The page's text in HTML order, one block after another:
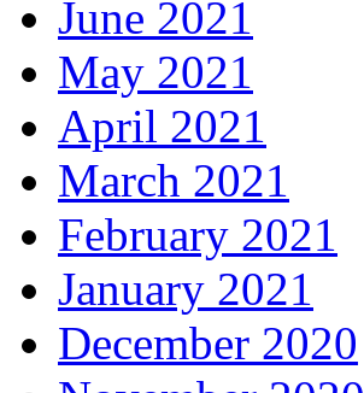
June 2021
May 2021
April 2021
March 2021
February 2021
January 2021
December 2020